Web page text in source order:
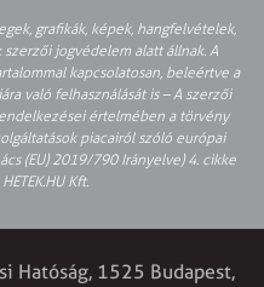
grafikák, képek, hangfelvételek,
jogvédelem alatt állnak. A
kapcsolatosan, beleértve a
való felhasználását is – A szerzői
értelmében a törvény
piacairól szóló európai
(EU) 2019/790 Irányelve) 4. cikke
Kft.
Hatóság, 1525 Budapest,